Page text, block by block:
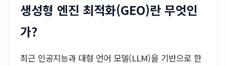
생성형 엔진 최적화(GEO)란 무엇인
가?
최근 인공지능과 대형 언어 모델(LLM)을 기반으로 한